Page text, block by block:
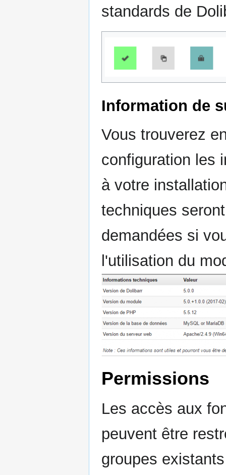
standards de
Information de
Vous trouverez
configuration les
à votre
techniques
demandées si
l'utilisation du
Permissions
Les accès aux
peuvent être
groupes